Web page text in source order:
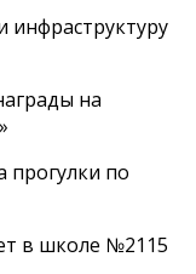
на
по
в школе №2115